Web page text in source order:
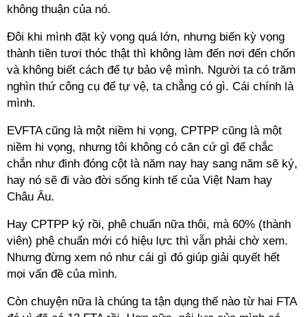
không thuận của nó.
Đôi khi mình đặt kỳ vọng quá lớn, nhưng biến kỳ vọng
thành tiền tươi thóc thật thì không làm đến nơi đến chốn
và không biết cách để tự bảo vệ mình. Người ta có trăm
nghìn thứ công cụ để tự vệ, ta chẳng có gì. Cái chính là
mình.
EVFTA cũng là một niềm hi vọng, CPTPP cũng là một
niềm hi vọng, nhưng tôi không có căn cứ gì để chắc
chắn như đinh đóng cột là năm nay hay sang năm sẽ ký,
hay nó sẽ đi vào đời sống kinh tế của Việt Nam hay
Châu Âu.
Hay CPTPP ký rồi, phê chuẩn nữa thôi, mà 60% (thành
viên) phê chuẩn mới có hiệu lực thì vẫn phải chờ xem.
Nhưng đừng xem nó như cái gì đó giúp giải quyết hết
mọi vấn đề của mình.
Còn chuyện nữa là chúng ta tận dụng thế nào từ hai FTA